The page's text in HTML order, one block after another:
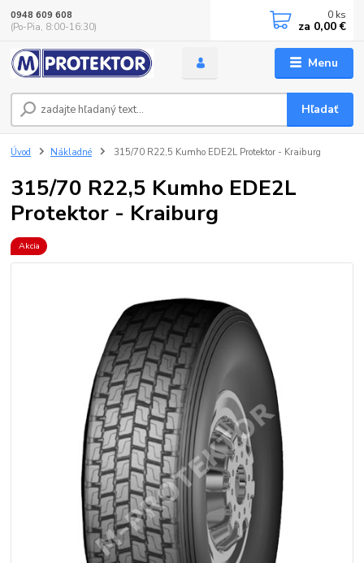
Menu
Hľadať
0948 609 608
(Po-Pia, 8:00-16:30)
0 ks
za 0,00 €
Úvod Nákladné 315/70 R22,5 Kumho EDE2L Protektor - Kraiburg
315/70 R22,5 Kumho EDE2L
Protektor - Kraiburg
Akcia